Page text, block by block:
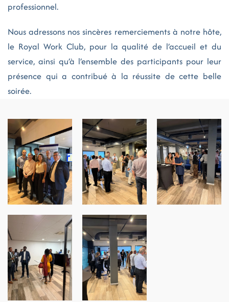
professionnel.
Nous adressons nos sincères remerciements à notre hôte,
le Royal Work Club, pour la qualité de l’accueil et du
service, ainsi qu’à l’ensemble des participants pour leur
présence qui a contribué à la réussite de cette belle
soirée.